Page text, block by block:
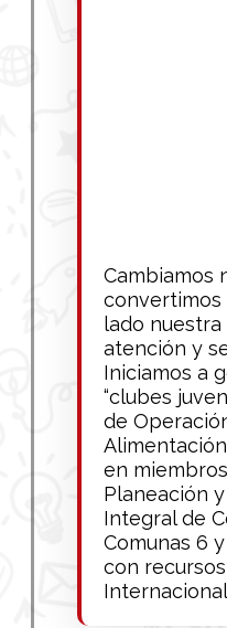
Cambiamos
convertimos
lado
atención y
Iniciamos a
“clubes
de
en
Planeación
Integral de
Comunas 6
con
Internacional